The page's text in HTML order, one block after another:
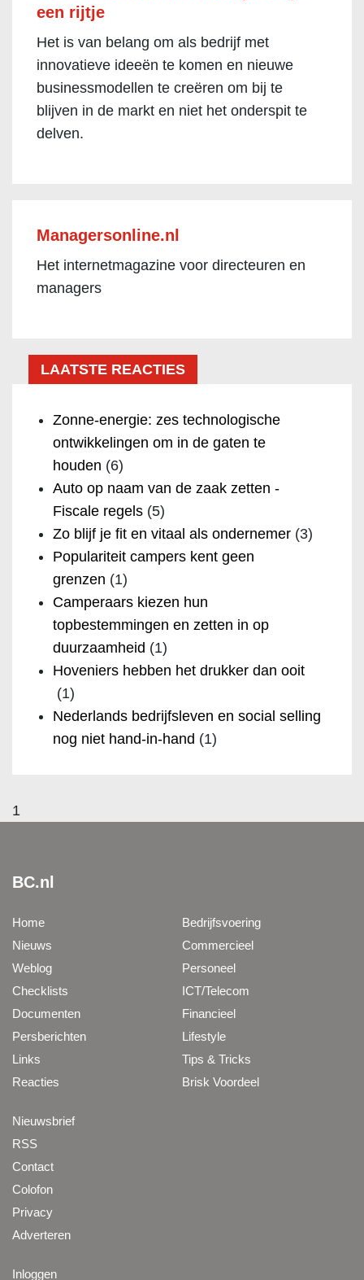
een rijtje
Het is van belang om als bedrijf met
innovatieve ideeën te komen en nieuwe
businessmodellen te creëren om bij te
blijven in de markt en niet het onderspit te
delven.
Managersonline.nl
Het internetmagazine voor directeuren en
managers
LAATSTE REACTIES
Zonne-energie: zes technologische
ontwikkelingen om in de gaten te
houden (6)
Auto op naam van de zaak zetten -
Fiscale regels (5)
Zo blijf je fit en vitaal als ondernemer (3)
Populariteit campers kent geen
grenzen (1)
Camperaars kiezen hun
topbestemmingen en zetten in op
duurzaamheid (1)
Hoveniers hebben het drukker dan ooit
(1)
Nederlands bedrijfsleven en social selling
nog niet hand-in-hand (1)
1
BC.nl
Home
Nieuws
Weblog
Checklists
Documenten
Persberichten
Links
Reacties
Bedrijfsvoering
Commercieel
Personeel
ICT/Telecom
Financieel
Lifestyle
Tips & Tricks
Brisk Voordeel
Nieuwsbrief
RSS
Contact
Colofon
Privacy
Adverteren
Inloggen